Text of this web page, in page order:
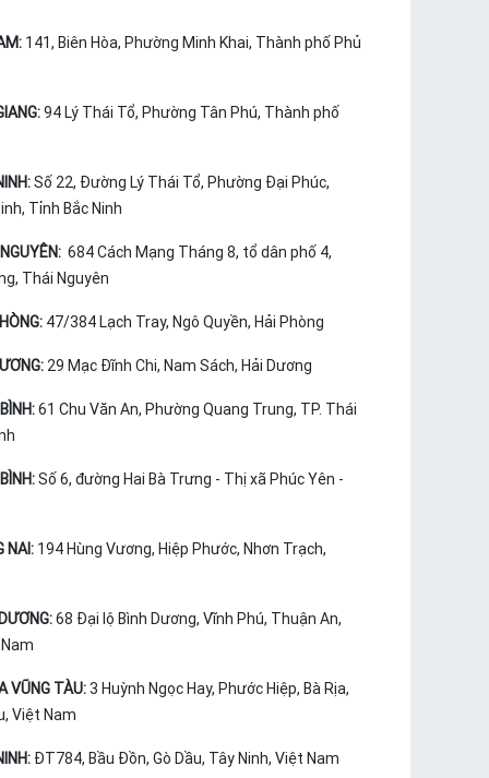
141, Biên Hòa, Phường Minh Khai, Thành phố Phủ
94 Lý Thái Tổ, Phường Tân Phú, Thành phố
Số 22, Đường Lý Thái Tổ, Phường Đại Phúc,
Tỉnh Bắc Ninh
684 Cách Mạng Tháng 8, tổ dân phố 4,
Thái Nguyên
47/384 Lạch Tray, Ngô Quyền, Hải Phòng
29 Mạc Đĩnh Chi, Nam Sách, Hải Dương
61 Chu Văn An, Phường Quang Trung, TP. Thái
Số 6, đường Hai Bà Trưng - Thị xã Phúc Yên -
NAI:194 Hùng Vương, Hiệp Phước, Nhơn Trạch,
68 Đại lộ Bình Dương, Vĩnh Phú, Thuận An,
VŨNG TÀU:3 Huỳnh Ngọc Hay, Phước Hiệp, Bà Rịa,
Việt Nam
ĐT784, Bầu Đồn, Gò Dầu, Tây Ninh, Việt Nam